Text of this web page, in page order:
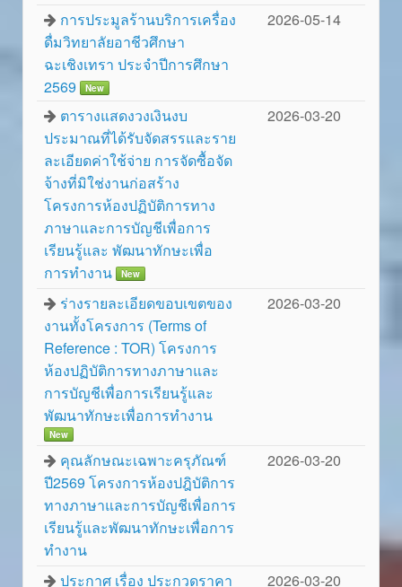
การประมูลร้านบริการเครื่อง
ดื่มวิทยาลัยอาชีวศึกษา
ฉะเชิงเทรา ประจำปีการศึกษา
2569
New
2026-05-14
ตารางแสดงวงเงินงบ
ประมาณที่ได้รับจัดสรรและราย
ละเอียดค่าใช้จ่าย การจัดซื้อจัด
จ้างที่มิใช่งานก่อสร้าง
โครงการห้องปฏิบัติการทาง
ภาษาและการบัญชีเพื่อการ
เรียนรู้และ พัฒนาทักษะเพื่อ
การทำงาน
New
2026-03-20
ร่างรายละเอียดขอบเขตของ
งานทั้งโครงการ (Terms of
Reference : TOR) โครงการ
ห้องปฏิบัติการทางภาษาและ
การบัญชีเพื่อการเรียนรู้และ
พัฒนาทักษะเพื่อการทำงาน
New
2026-03-20
คุณลักษณะเฉพาะครุภัณฑ์
ปี2569 โครงการห้องปฎิบัติการ
ทางภาษาและการบัญชีเพื่อการ
เรียนรู้และพัฒนาทักษะเพื่อการ
ทำงาน
2026-03-20
ประกาศ เรื่อง ประกวดราคา
2026-03-20